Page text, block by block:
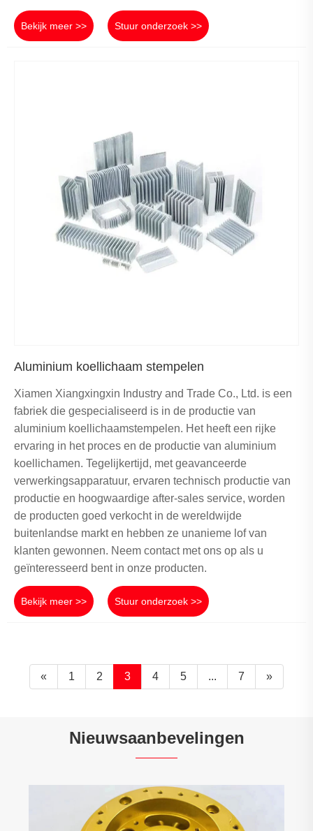
Bekijk meer >> Stuur onderzoek >>
Aluminium koellichaam stempelen
Xiamen Xiangxingxin Industry and Trade Co., Ltd. is een
fabriek die gespecialiseerd is in de productie van
aluminium koellichaamstempelen. Het heeft een rijke
ervaring in het proces en de productie van aluminium
koellichamen. Tegelijkertijd, met geavanceerde
verwerkingsapparatuur, ervaren technisch productie van
productie en hoogwaardige after-sales service, worden
de producten goed verkocht in de wereldwijde
buitenlandse markt en hebben ze unanieme lof van
klanten gewonnen. Neem contact met ons op als u
geïnteresseerd bent in onze producten.
Bekijk meer >> Stuur onderzoek >>
« 1 2 3 4 5 ... 7 »
Nieuwsaanbevelingen